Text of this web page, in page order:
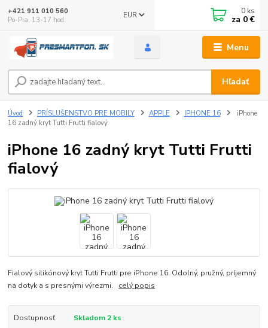
Menu
EUR
Hľadať
+421 911 010 560
Po-Pia, 13-17 hod.
0 ks
za 0 €
Úvod PRÍSLUŠENSTVO PRE MOBILY APPLE IPHONE 16
iPhone
16 zadný kryt Tutti Frutti fialový
iPhone 16 zadný kryt Tutti Frutti
fialový
Fialový silikónový kryt Tutti Frutti pre iPhone 16. Odolný, pružný, príjemný
na dotyk a s presnými výrezmi. celý popis
Dostupnosť
Skladom 2 ks